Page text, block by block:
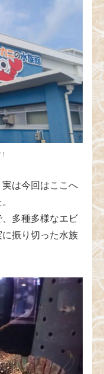
は今回はここへ
多種多様なエビ
振り切った水族